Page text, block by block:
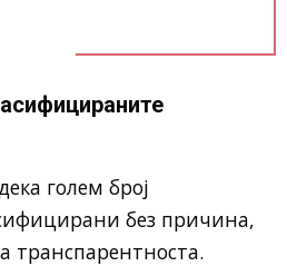
голем број
без причина,
транспарентноста.